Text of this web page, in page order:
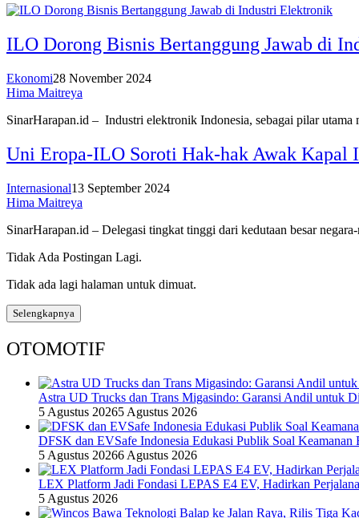
ILO Dorong Bisnis Bertanggung Jawab di
Ekonomi28 November 2024
Hima Maitreya
SinarHarapan.id – Industri elektronik Indonesia, sebagai pilar
Uni Eropa-ILO Soroti Hak-hak Awak Kapal
Internasional13 September 2024
Hima Maitreya
SinarHarapan.id – Delegasi tingkat tinggi dari kedutaan besar
Tidak Ada Postingan Lagi.
Tidak ada lagi halaman untuk dimuat.
Selengkapnya
OTOMOTIF
Astra UD Trucks dan Trans Migasindo: Garansi Andil untuk
5 Agustus 20265 Agustus 2026
DFSK dan EVSafe Indonesia Edukasi Publik Soal
5 Agustus 20266 Agustus 2026
LEX Platform Jadi Fondasi LEPAS E4 EV, Hadirkan
5 Agustus 2026